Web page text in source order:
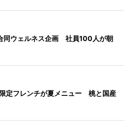
同ウェルネス企画 社員100人が朝
定フレンチが夏メニュー 桃と国産